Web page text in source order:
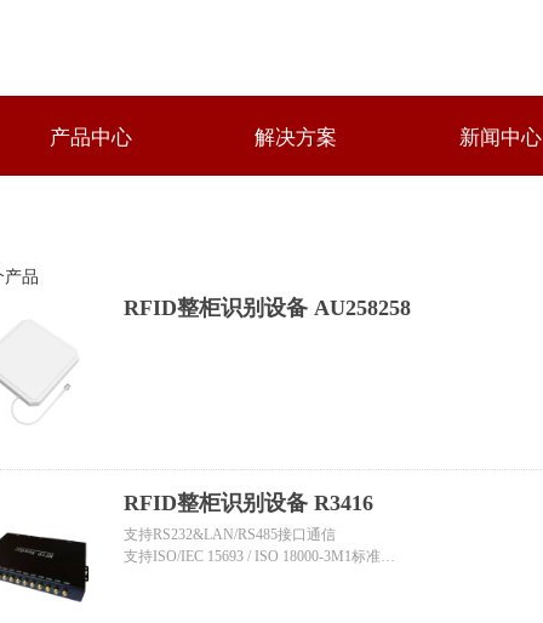
产品中心 解决方案 新闻中心
产品
RFID整柜识别设备 AU258258
RFID整柜识别设备 R3416
支持RS232&LAN/RS485接口通信
支持ISO/IEC 15693 / ISO 18000-3M1标准